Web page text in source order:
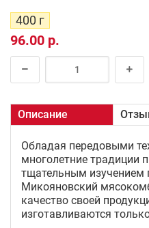
400 г
96.00 р.
Описание
Обладая передовыми
многолетние традиции
тщательным изучением
Микояновский
качество своей
изготавливаются